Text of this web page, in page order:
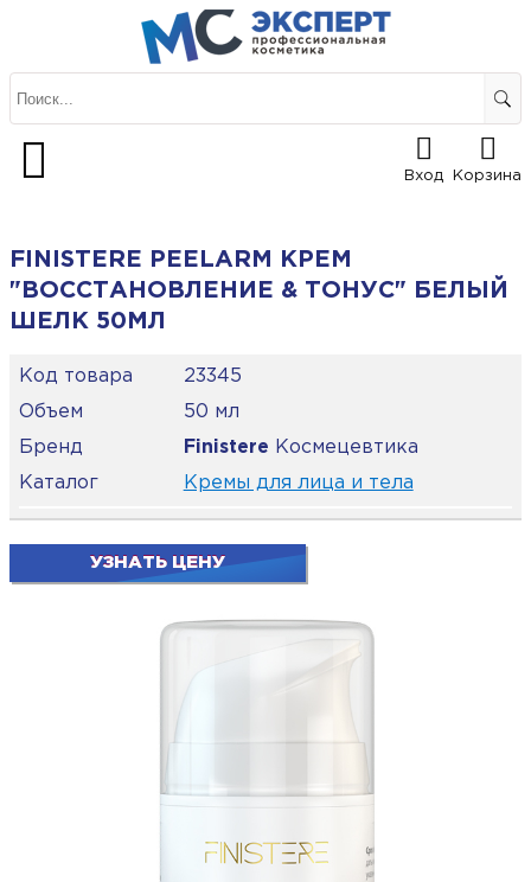
Вход Корзина
FINISTERE PEELARM КРЕМ
"ВОССТАНОВЛЕНИЕ & ТОНУС" БЕЛЫЙ
ШЕЛК 50МЛ
Код товара
23345
Объем
50 мл
Бренд
Finisterе Космецевтика
Каталог
Кремы для лица и тела
УЗНАТЬ ЦЕНУ